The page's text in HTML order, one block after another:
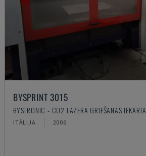
BYSPRINT 3015
BYSTRONIC - CO2 LĀZERA GRIEŠANAS IEKĀRTA
ITĀLIJA 2006